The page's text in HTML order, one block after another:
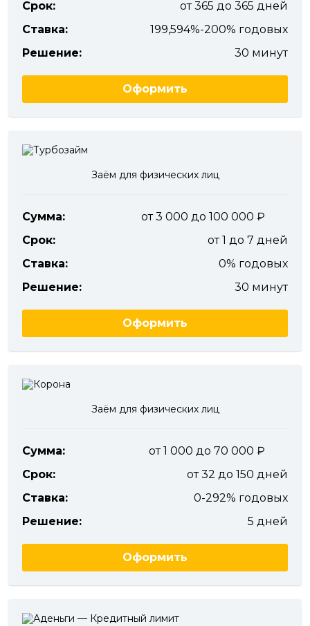
Срок:
от 365 до 365 дней
Ставка:
199,594%-200% годовых
Решение:
30 минут
Оформить
Заём для физических лиц
Сумма:
от 3 000 до 100 000
Срок:
от 1 до 7 дней
Ставка:
0% годовых
Решение:
30 минут
Оформить
Заём для физических лиц
Сумма:
от 1 000 до 70 000
Срок:
от 32 до 150 дней
Ставка:
0-292% годовых
Решение:
5 дней
Оформить